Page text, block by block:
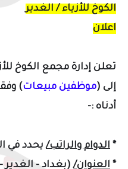
الكوخ للأزياء / الغدير
اعلان
تعلن إدارة مجمع الكوخ
إلى (موظفين مبيعات)
أدناه :-
* الدوام والراتب/يحدد في
* العنوان/(بغداد - الغدير